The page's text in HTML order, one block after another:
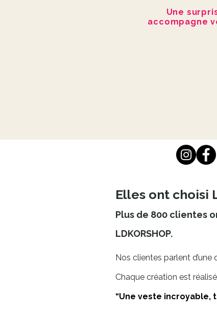
Une
accompagne
Elles ont choisi
Plus de 800 clientes
LDKORSHOP.
Nos clientes parlent d’une
Chaque création est
“Une veste incroyable,